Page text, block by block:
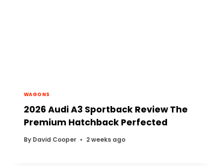
WAGONS
2026 Audi A3 Sportback Review The
Premium Hatchback Perfected
By David Cooper 2 weeks ago